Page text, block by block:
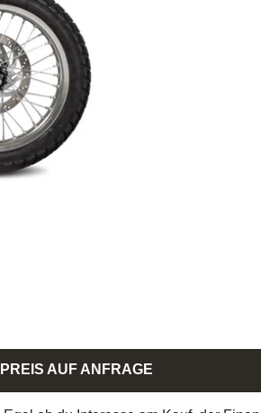
PREIS AUF ANFRAGE